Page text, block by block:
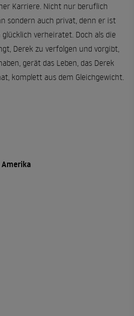
Karriere. Nicht nur beruflich
sondern auch privat, denn er ist
verheiratet. Doch als die
Derek zu verfolgen und vorgibt,
gerät das Leben, das Derek
komplett aus dem Gleichgewicht.